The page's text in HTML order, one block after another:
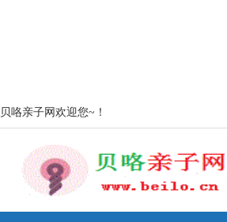
贝咯亲子网欢迎您~！